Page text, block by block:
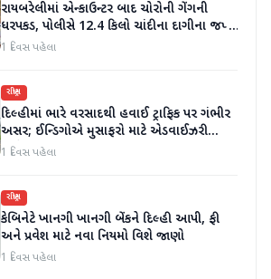
રાયબરેલીમાં એન્કાઉન્ટર બાદ ચોરોની ગેંગની
ધરપકડ, પોલીસે 12.4 કિલો ચાંદીના દાગીના જપ્ત
કર્યા
1 દિવસ પહેલા
રાષ્ટ્રીય
દિલ્હીમાં ભારે વરસાદથી હવાઈ ટ્રાફિક પર ગંભીર
અસર; ઈન્ડિગોએ મુસાફરો માટે એડવાઈઝરી
જાહેર કરી
1 દિવસ પહેલા
રાષ્ટ્રીય
કેબિનેટે ખાનગી ખાનગી બેંકને દિલ્હી આપી, ફી
અને પ્રવેશ માટે નવા નિયમો વિશે જાણો
1 દિવસ પહેલા